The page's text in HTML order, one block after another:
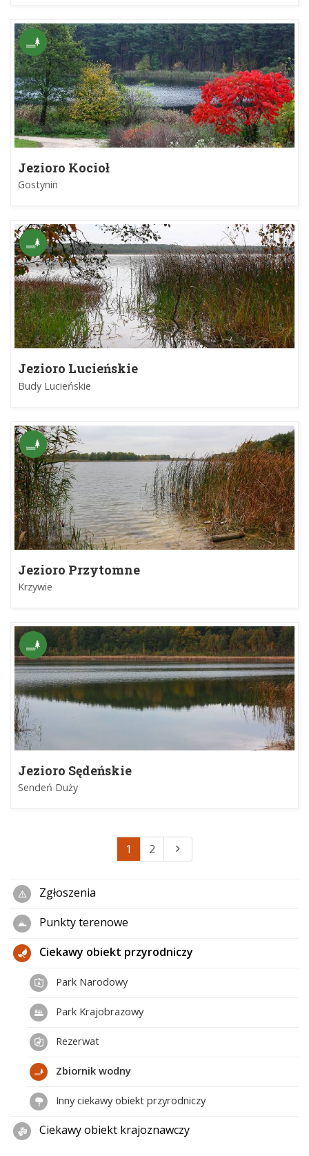
Jezioro Kocioł
Gostynin
Jezioro Lucieńskie
Budy Lucieńskie
Jezioro Przytomne
Krzywie
Jezioro Sędeńskie
Sendeń Duży
1 2
Zgłoszenia
Punkty terenowe
Ciekawy obiekt przyrodniczy
Park Narodowy
Park Krajobrazowy
Rezerwat
Zbiornik wodny
Inny ciekawy obiekt przyrodniczy
Ciekawy obiekt krajoznawczy